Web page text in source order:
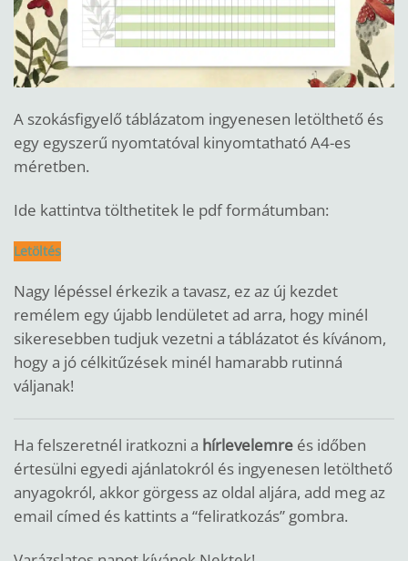
A szokásfigyelő táblázatom ingyenesen letölthető és
egy egyszerű nyomtatóval kinyomtatható A4-es
méretben.
Ide kattintva tölthetitek le pdf formátumban:
Letöltés
Nagy lépéssel érkezik a tavasz, ez az új kezdet
remélem egy újabb lendületet ad arra, hogy minél
sikeresebben tudjuk vezetni a táblázatot és kívánom,
hogy a jó célkitűzések minél hamarabb rutinná
váljanak!
Ha felszeretnél iratkozni a hírlevelemre és időben
értesülni egyedi ajánlatokról és ingyenesen letölthető
anyagokról, akkor görgess az oldal aljára, add meg az
email címed és kattints a “feliratkozás” gombra.